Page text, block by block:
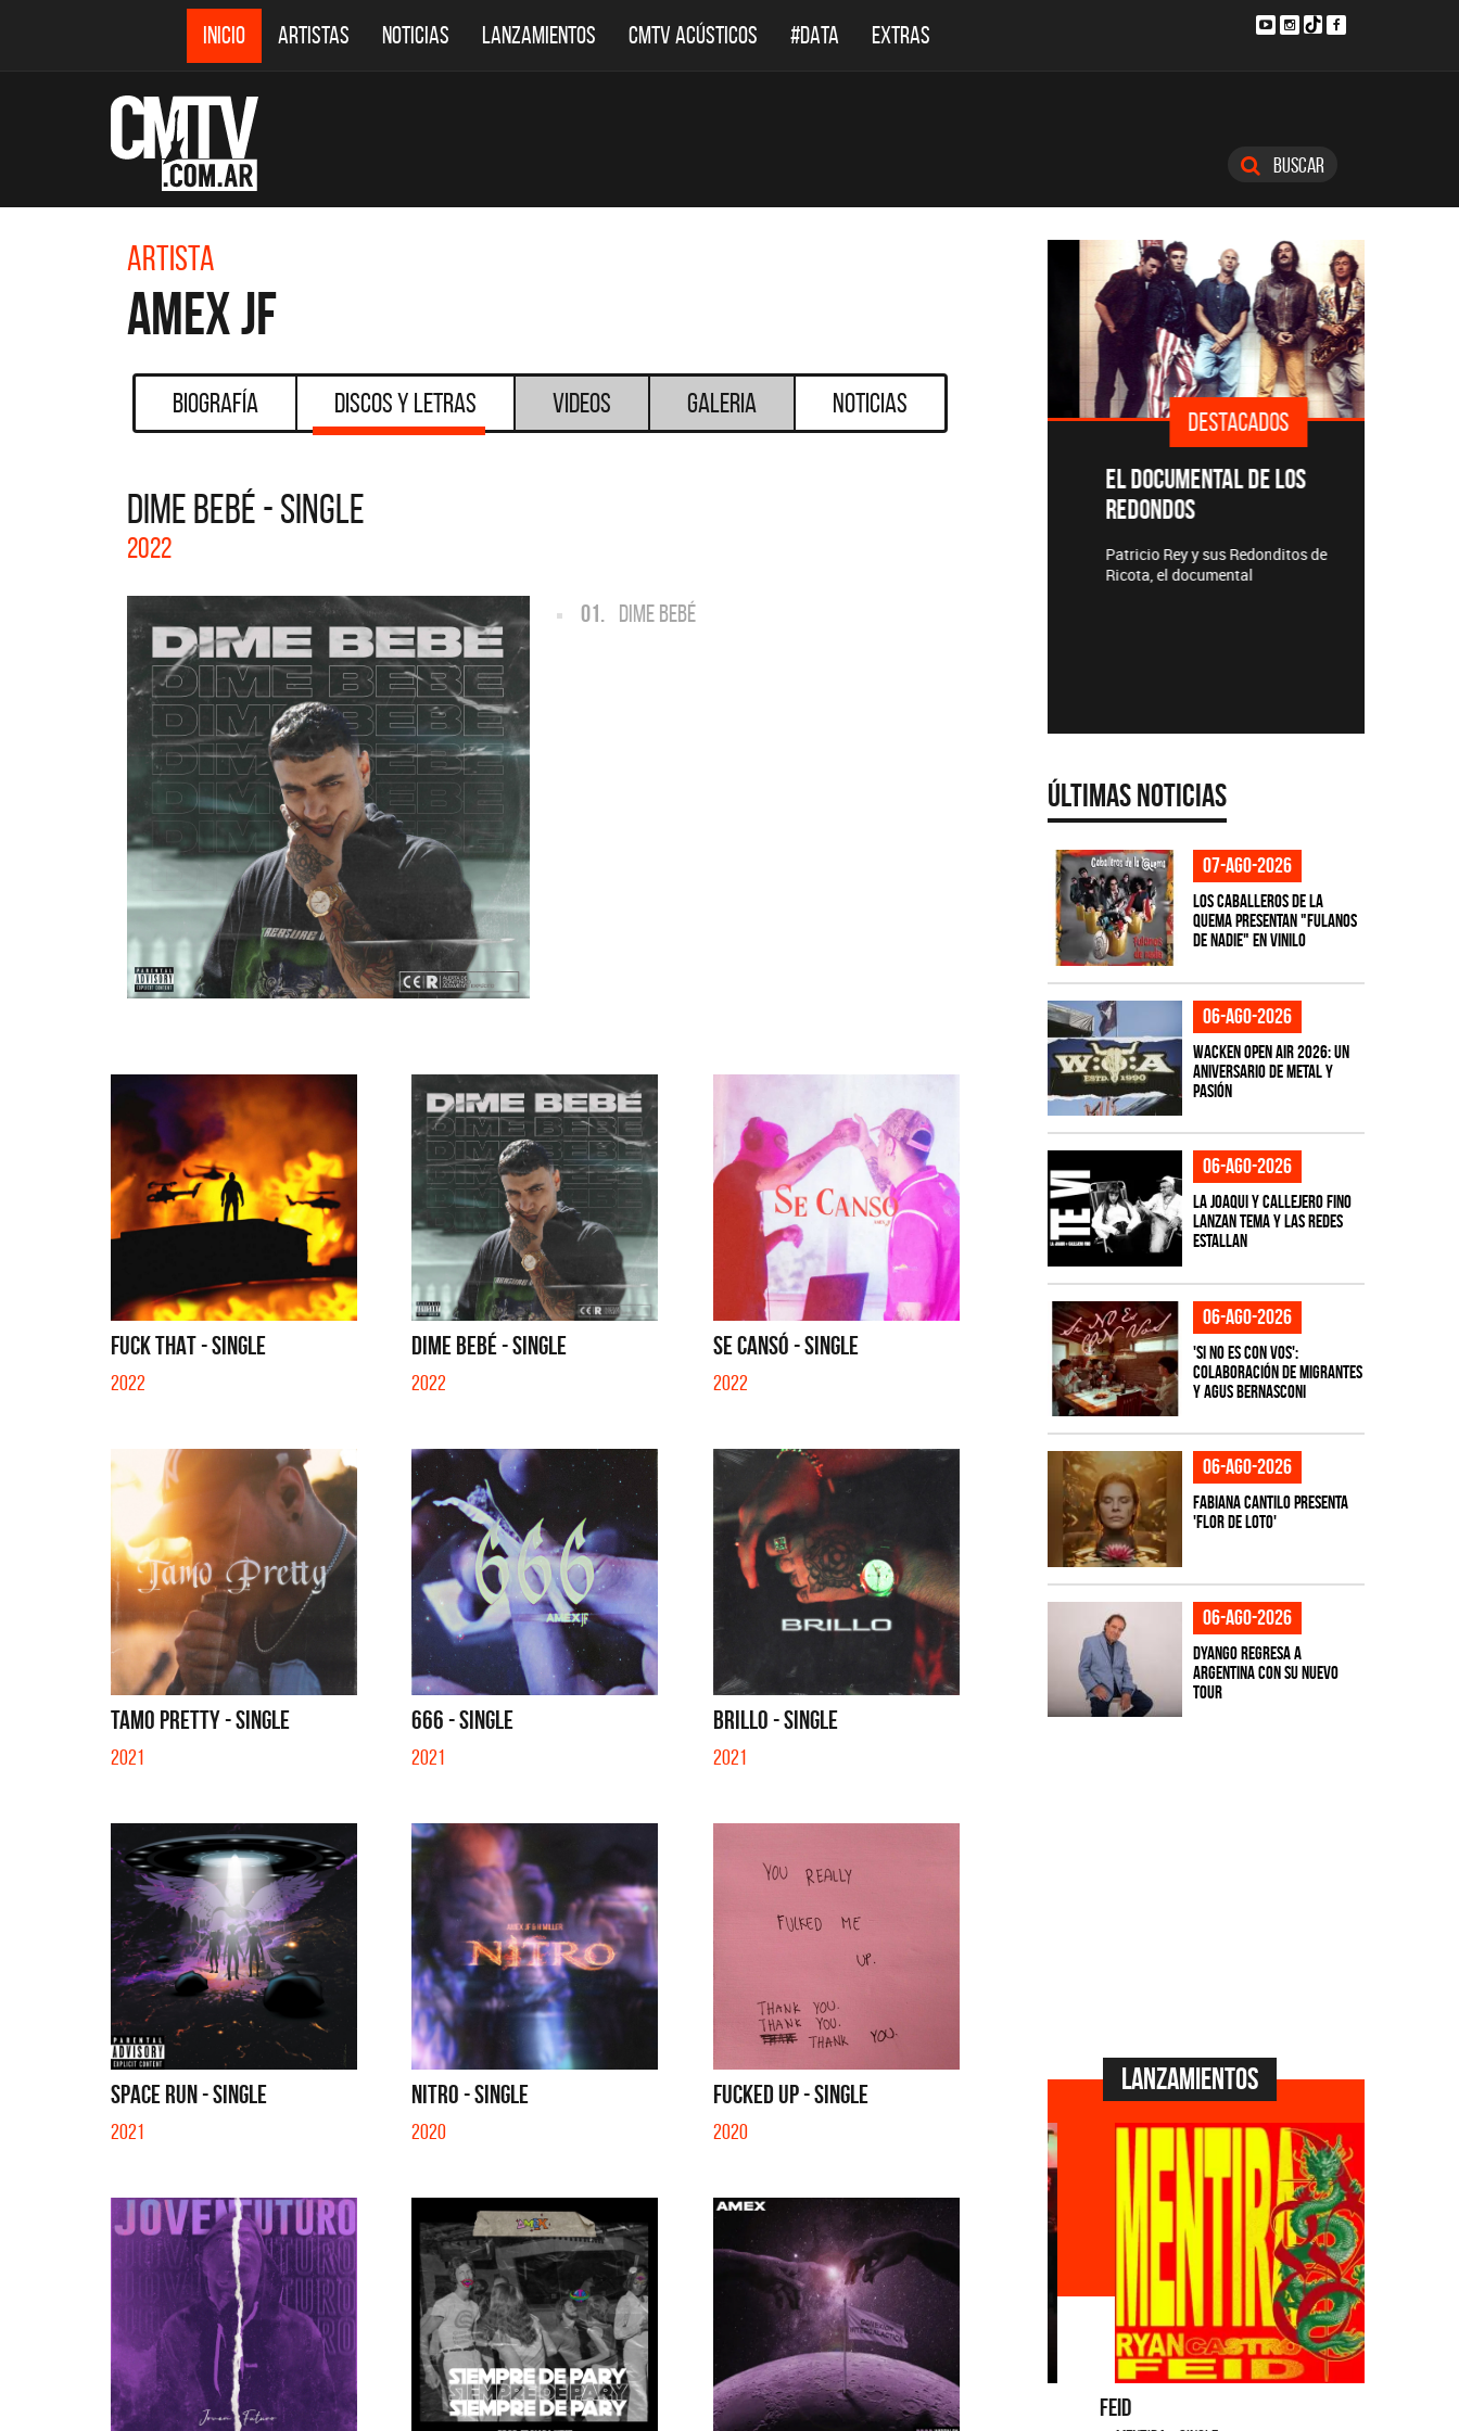
INICIO ARTISTAS NOTICIAS LANZAMIENTOS CMTV ACÚSTICOS #DATA EXTRAS
Buscar
Artista
AmeX JF
Biografía Discos y Letras Videos Galeria Noticias
DIME BEBÉ - SINGLE
2022
01. DIME BEBÉ
FUCK THAT - SINGLE
2022
DIME BEBÉ - SINGLE
2022
SE CANSÓ - SINGLE
2022
TAMO PRETTY - SINGLE
2021
666 - SINGLE
2021
BRILLO - SINGLE
2021
SPACE RUN - SINGLE
2021
NITRO - SINGLE
2020
FUCKED UP - SINGLE
2020
DESTACADOS DESTACADOS DESTACADOS
EL DOCUMENTAL DE LOS
REDONDOS
Patricio Rey y sus Redonditos de
Ricota, el documental
Últimas Noticias
07-ago-2026
Los Caballeros de la
Quema presentan "Fulanos
de Nadie" en vinilo
06-ago-2026
Wacken Open Air 2026: Un
aniversario de metal y
pasión
06-ago-2026
La Joaqui y Callejero Fino
lanzan tema y las redes
estallan
06-ago-2026
'Si No Es Con Vos':
colaboración de Migrantes
y Agus Bernasconi
06-ago-2026
Fabiana Cantilo presenta
'Flor de Loto'
06-ago-2026
Dyango regresa a
Argentina con su nuevo
tour
Lanzamientos
Migrantes Los Palmeras